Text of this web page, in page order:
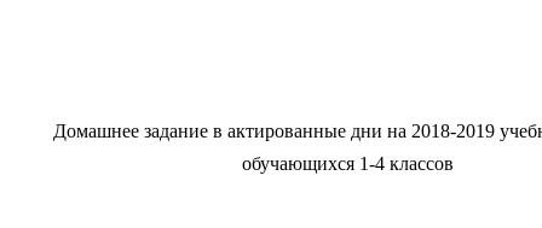
Домашнее задание в актированные дни на 2018-2019
обучающихся 1-4 классов